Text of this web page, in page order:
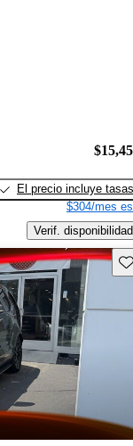
El precio incluye tasas
$304/mes
Verif. disponibilidad